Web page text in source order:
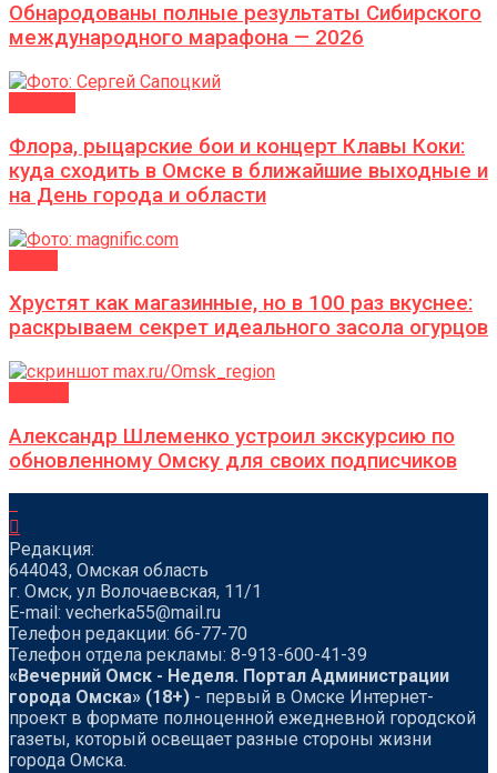
Обнародованы полные результаты Сибирского
международного марафона — 2026
Флора, рыцарские бои и концерт Клавы Коки:
куда сходить в Омске в ближайшие выходные и
на День города и области
Хрустят как магазинные, но в 100 раз вкуснее:
раскрываем секрет идеального засола огурцов
Александр Шлеменко устроил экскурсию по
обновленному Омску для своих подписчиков
Редакция:
644043, Омская область
г. Омск, ул Волочаевская, 11/1
Е-mail: vecherka55@mail.ru
Телефон редакции: 66-77-70
Телефон отдела рекламы: 8-913-600-41-39
«Вечерний Омск - Неделя. Портал Администрации
города Омска» (18+) - первый в Омске Интернет-
проект в формате полноценной ежедневной городской
газеты, который освещает разные стороны жизни
города Омска.